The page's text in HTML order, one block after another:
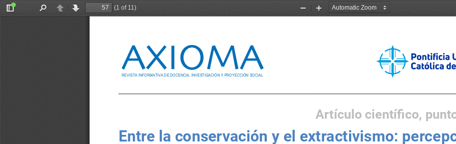
Toggle
PreviousNext
(1 of 11)
Zoom
Zoom
REVISTA INFORMATIVA DE DOCENCIA, INVESTIGACIÓN Y PROYECCIÓN SOCIAL
Artículo científico,
Entre la conservación y el extractivismo: